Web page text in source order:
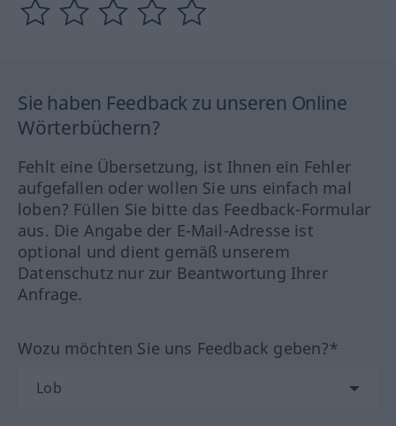
Sie haben Feedback zu unseren Online
Wörterbüchern?
Fehlt eine Übersetzung, ist Ihnen ein Fehler
aufgefallen oder wollen Sie uns einfach mal
loben? Füllen Sie bitte das Feedback-Formular
aus. Die Angabe der E-Mail-Adresse ist
optional und dient gemäß unserem
Datenschutz nur zur Beantwortung Ihrer
Anfrage.
Wozu möchten Sie uns Feedback geben?*